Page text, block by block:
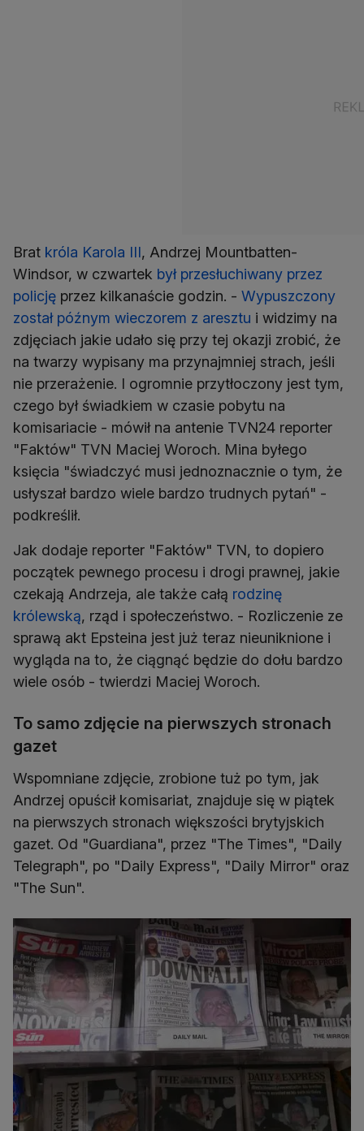
Brat króla Karola III, Andrzej Mountbatten-
Windsor, w czwartek był przesłuchiwany przez
policję przez kilkanaście godzin. - Wypuszczony
został późnym wieczorem z aresztu i widzimy na
zdjęciach jakie udało się przy tej okazji zrobić, że
na twarzy wypisany ma przynajmniej strach, jeśli
nie przerażenie. I ogromnie przytłoczony jest tym,
czego był świadkiem w czasie pobytu na
komisariacie - mówił na antenie TVN24 reporter
"Faktów" TVN Maciej Woroch. Mina byłego
księcia "świadczyć musi jednoznacznie o tym, że
usłyszał bardzo wiele bardzo trudnych pytań" -
podkreślił.
Jak dodaje reporter "Faktów" TVN, to dopiero
początek pewnego procesu i drogi prawnej, jakie
czekają Andrzeja, ale także całą rodzinę
królewską, rząd i społeczeństwo. - Rozliczenie ze
sprawą akt Epsteina jest już teraz nieuniknione i
wygląda na to, że ciągnąć będzie do dołu bardzo
wiele osób - twierdzi Maciej Woroch.
To samo zdjęcie na pierwszych stronach
gazet
Wspomniane zdjęcie, zrobione tuż po tym, jak
Andrzej opuścił komisariat, znajduje się w piątek
na pierwszych stronach większości brytyjskich
gazet. Od "Guardiana", przez "The Times", "Daily
Telegraph", po "Daily Express", "Daily Mirror" oraz
"The Sun".